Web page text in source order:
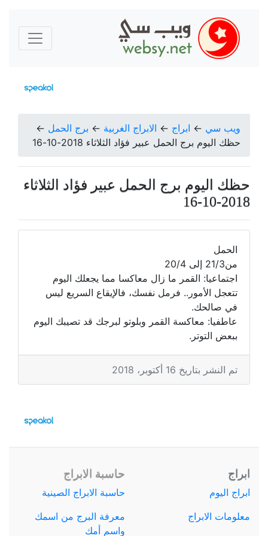
ويب سي ← ابراج ← الابراج الغربية ← برج الحمل ←
حظك اليوم برج الحمل عبير فؤاد الثلاثاء 2018-10-16
حظك اليوم برج الحمل عبير فؤاد الثلاثاء
2018-10-16
الحمل
من21/3 إلى 20/4
اجتماعيا: القمر ما زال معاكسا مما يجعلك اليوم
تتعجل الأمور.. فرمل نفسك، فالإيقاع السريع ليس
في صالحك.
عاطفيا: معاكسة القمر وبلوتو لبرجك قد تصيبك اليوم
ببعض التوتر.
تم النشر بتاريخ 16 أكتوبر، 2018
ابراج
ابراج اليوم
معلومات الابراج
حاسبة الابراج
حاسبة الابراج الصينية
معرفة البرج من اسمك
واسم أمك